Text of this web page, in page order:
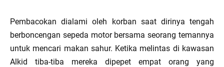
Pembacokan dialami oleh korban saat dirinya tengah
berboncengan sepeda motor bersama seorang temannya
untuk mencari makan sahur. Ketika melintas di kawasan
Alkid tiba-tiba mereka dipepet empat orang yang